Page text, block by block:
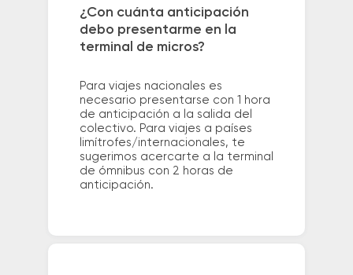
¿Con cuánta anticipación
debo presentarme en la
terminal de micros?
Para viajes nacionales es
necesario presentarse con 1 hora
de anticipación a la salida del
colectivo. Para viajes a países
limítrofes/internacionales, te
sugerimos acercarte a la terminal
de ómnibus con 2 horas de
anticipación.